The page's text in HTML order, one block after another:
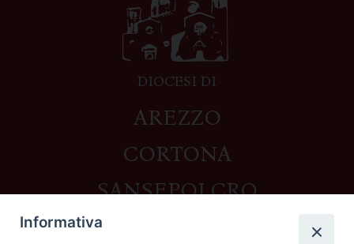
DIOCESI DI
AREZZO
CORTONA
SANSEPOLCRO
Informativa